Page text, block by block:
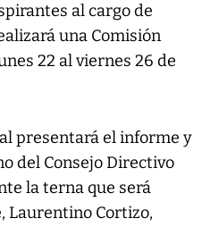
al cargo de
una Comisión
22 al viernes 26 de
presentará el informe y
del Consejo Directivo
la terna que será
Laurentino Cortizo,